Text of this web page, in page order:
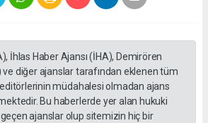
İhlas Haber Ajansı (İHA), Demirören
ve diğer ajanslar tarafından eklenen tüm
müdahalesi olmadan ajans
Bu haberlerde yer alan hukuki
ajanslar olup sitemizin hiç bir